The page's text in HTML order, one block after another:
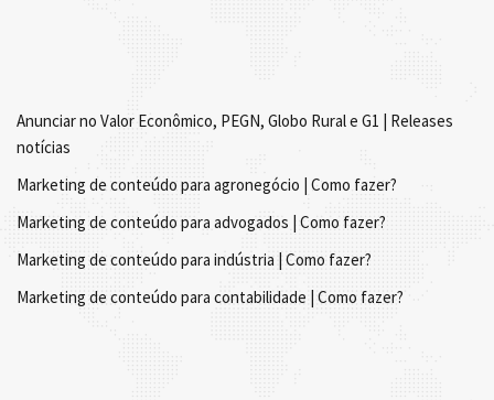
Anunciar no Valor Econômico, PEGN, Globo Rural e G1 | Releases
notícias
Marketing de conteúdo para agronegócio | Como fazer?
Marketing de conteúdo para advogados | Como fazer?
Marketing de conteúdo para indústria | Como fazer?
Marketing de conteúdo para contabilidade | Como fazer?